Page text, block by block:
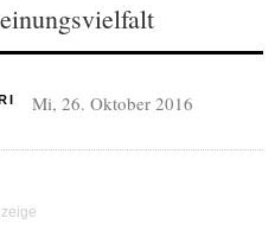
Mi, 26. Oktober 2016